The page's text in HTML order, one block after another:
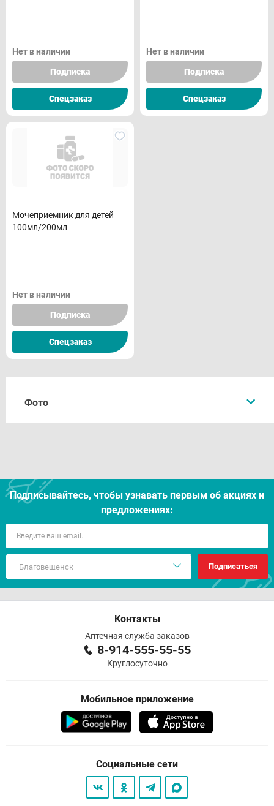
Нет в наличии
Подписка
Спецзаказ
Нет в наличии
Подписка
Спецзаказ
Мочеприемник для детей
100мл/200мл
Нет в наличии
Подписка
Спецзаказ
Фото
Подписывайтесь, чтобы узнавать первым об акцияx и
предложениях:
Подписаться
Контакты
Аптечная служба заказов
8-914-555-55-55
Круглосуточно
Мобильное приложение
Социальные сети